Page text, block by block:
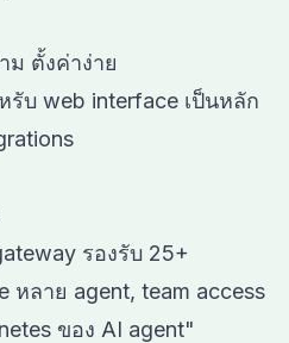
ม ตั้งค่าง่าย
รับ web interface เป็นหลัก
รองรับ 25+
หลาย agent, team access
ของ AI agent"